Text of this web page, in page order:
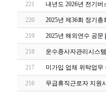
221 내년도 2026년 전기
220 2025년 제36회 정기총
219 2025년 해외연수 공문
218 운수종사자관리시스
217 미가입 업체 위탁업무
216 무급휴직근로자 지원